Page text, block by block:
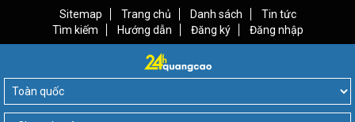
Sitemap Trang chủ Danh sách
Tin tức
Tìm kiếm
Hướng dẫn Đăng ký Đăng nhập